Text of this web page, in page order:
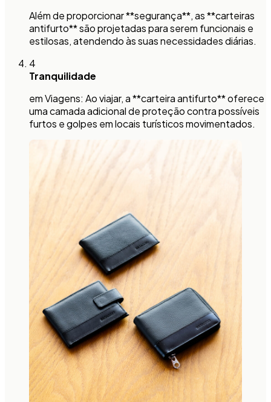
Além de proporcionar **segurança**, as **carteiras
antifurto** são projetadas para serem funcionais e
estilosas, atendendo às suas necessidades diárias.
4
Tranquilidade
em Viagens: Ao viajar, a **carteira antifurto** oferece
uma camada adicional de proteção contra possíveis
furtos e golpes em locais turísticos movimentados.